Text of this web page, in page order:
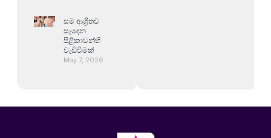
සම ආශ්‍රිතව
සෑදෙන
පිළිකාවන්හි
වැඩිවීමක්
May 7, 2026